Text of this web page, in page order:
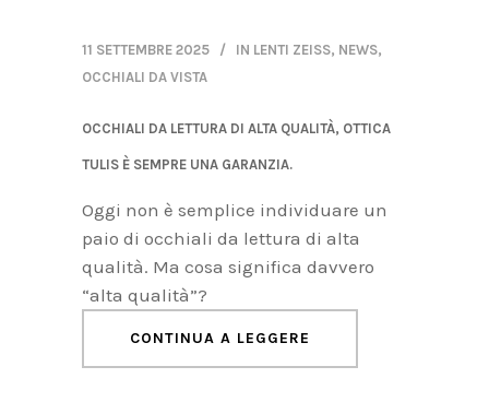
11 SETTEMBRE 2025 IN LENTI ZEISS, NEWS,
OCCHIALI DA VISTA
OCCHIALI DA LETTURA DI ALTA QUALITÀ, OTTICA
TULIS È SEMPRE UNA GARANZIA.
Oggi non è semplice individuare un
paio di occhiali da lettura di alta
qualità. Ma cosa significa davvero
“alta qualità”?
CONTINUA A LEGGERE